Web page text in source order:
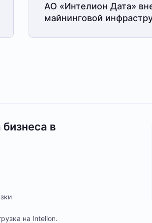
АО «Интелион Дата»
майнинговой
в
на Intelion.